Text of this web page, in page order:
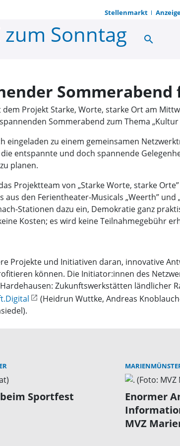
Stellenmarkt
Kultur gewinnt
search
Sommerabend
Projekt Starke, Worte, starke Ort am
Sommerabend zum Thema
zu einem gemeinsamen
entspannte und doch spannende
planen.
Projektteam von „Starke Worte, starke
den Ferientheater-Musicals „Weerth” und
Stationen dazu ein, Demokratie ganz
Kosten; es wird keine Teilnahmegebühr
Projekte und Initiativen daran, innovative
können. Die Initiator:innen des
Zukunftswerkstätten ländlicher
(Heidrun Wuttke, Andreas
Sportfest
Enormer
MVZ